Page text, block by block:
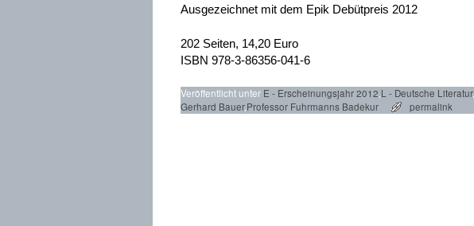
Ausgezeichnet mit dem Epik Debütpreis 2012
202 Seiten, 14,20 Euro
ISBN 978-3-86356-041-6
Veröffentlicht unter E - Erscheinungsjahr 2012 L - Deutsche Literatur,
Gerhard Bauer,Professor Fuhrmanns Badekur permalink